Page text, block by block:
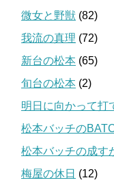
微女と野獣 (82)
我流の真理 (72)
新台の松本 (65)
旬台の松本 (2)
明日に向かって打
松本バッチの
松本バッチの成す
梅屋の休日 (12)